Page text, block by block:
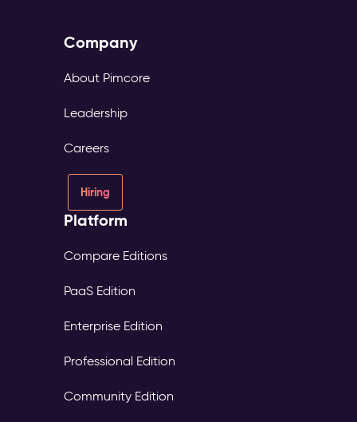
Company
About Pimcore
Leadership
Careers
Hiring
Platform
Compare Editions
PaaS Edition
Enterprise Edition
Professional Edition
Community Edition